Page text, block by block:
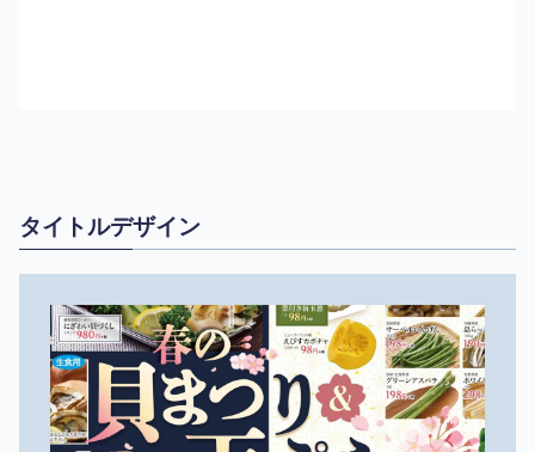
タイトルデザイン